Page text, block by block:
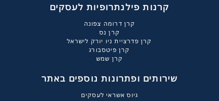
קרנות פילנתרופיות לעסקים
קרן דרומה צפונה
קרן נס
קרן פדרציית ניו יורק לישראל
קרן פיטסבורג
קרן שמש
שירותים ופתרונות נוספים באתר
גיוס אשראי לעסקים